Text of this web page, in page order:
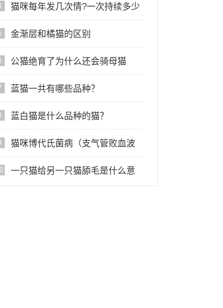
子，会变黑吗？
猫咪每年发几次情?一次持续多少
天?
金渐层和橘猫的区别
公猫绝育了为什么还会骑母猫
蓝猫一共有哪些品种？
蓝白猫是什么品种的猫？
猫咪博代氏菌病（支气管败血波
氏杆菌）的感染症状与治疗
一只猫给另一只猫舔毛是什么意